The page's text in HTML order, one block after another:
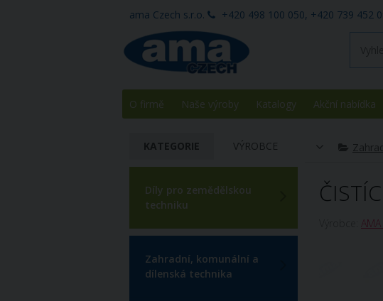
ama Czech s.r.o. +420 498 100 050, +420 739 452
O firmě Naše výroby Katalogy Akční nabídka
AMA
KATEGORIE VÝROBCE
Díly pro zemědělskou
techniku
Zahradní, komunální a
dílenská technika